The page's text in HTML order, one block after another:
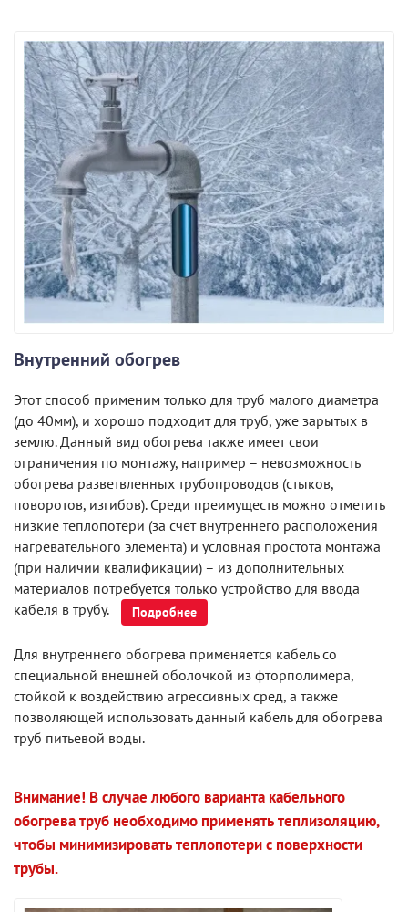
Внутренний обогрев
Этот способ применим только для труб малого диаметра
(до 40мм), и хорошо подходит для труб, уже зарытых в
землю. Данный вид обогрева также имеет свои
ограничения по монтажу, например – невозможность
обогрева разветвленных трубопроводов (стыков,
поворотов, изгибов). Среди преимуществ можно отметить
низкие теплопотери (за счет внутреннего расположения
нагревательного элемента) и условная простота монтажа
(при наличии квалификации) – из дополнительных
материалов потребуется только устройство для ввода
кабеля в трубу.
Подробнее
Для внутреннего обогрева применяется кабель со
специальной внешней оболочкой из фторполимера,
стойкой к воздействию агрессивных сред, а также
позволяющей использовать данный кабель для обогрева
труб питьевой воды.
Внимание! В случае любого варианта кабельного
обогрева труб необходимо применять теплизоляцию,
чтобы минимизировать теплопотери с поверхности
трубы.